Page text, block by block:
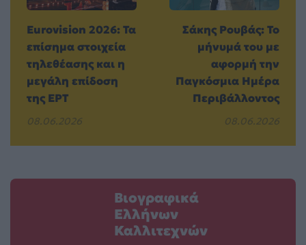
Eurovision 2026: Τα
επίσημα στοιχεία
τηλεθέασης και η
μεγάλη επίδοση
της ΕΡΤ
08.06.2026
Σάκης Ρουβάς: Το
μήνυμά του με
αφορμή την
Παγκόσμια Ημέρα
Περιβάλλοντος
08.06.2026
Βιογραφικά
Ελλήνων
Καλλιτεχνών